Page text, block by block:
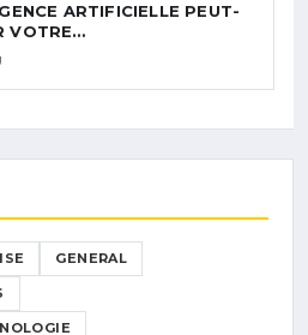
ARTIFICIELLE PEUT-
VOTRE…
GENERAL